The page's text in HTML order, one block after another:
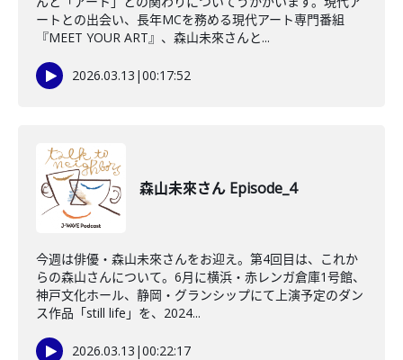
ートとの出会い、長年MCを務める現代アート専門番組
『MEET YOUR ART』、森山未來さんと...
2026.03.13 |00:17:52
森山未來さん Episode_4
今週は俳優・森山未來さんをお迎え。第4回目は、これか
らの森山さんについて。6月に横浜・赤レンガ倉庫1号館、
神戸文化ホール、静岡・グランシップにて上演予定のダン
ス作品「still life」を、2024...
2026.03.13 |00:22:17